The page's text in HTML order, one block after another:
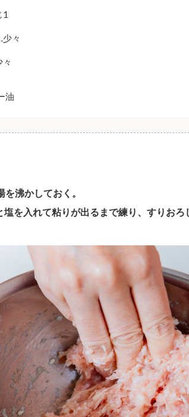
1
々
油
沸かしておく。
塩を入れて粘りが出るまで練り、すりおろ